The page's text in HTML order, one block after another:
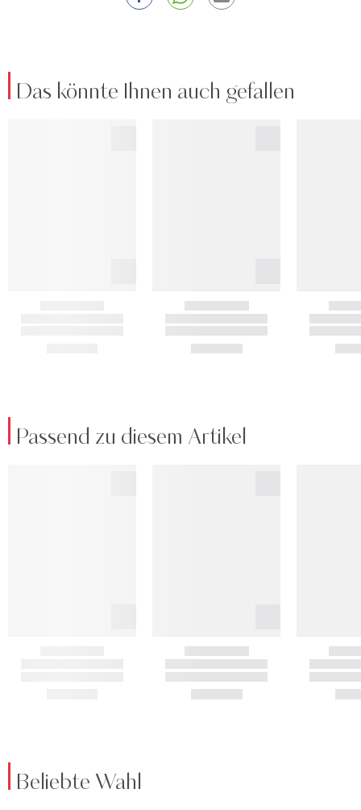
Das könnte Ihnen auch gefallen
Passend zu diesem Artikel
Beliebte Wahl